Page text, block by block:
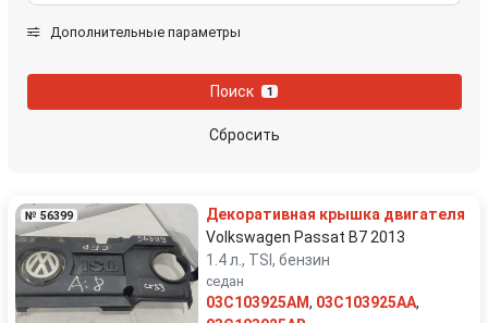
Nissan Opel
Skoda
Smart
Дополнительные параметры
Поиск 1
Сбросить
№ 56399
Декоративная крышка двигателя
Volkswagen Passat B7 2013
1.4 л., TSI, бензин
седан
03C103925AM, 03C103925AA,